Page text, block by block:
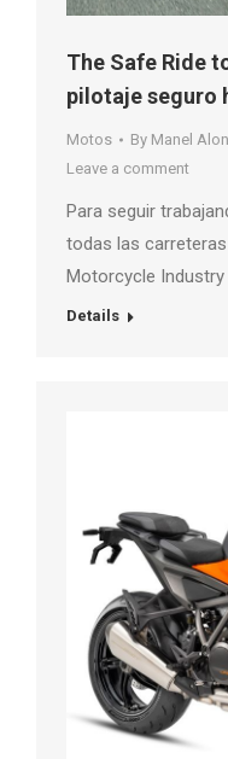
The Safe Ride
pilotaje seguro
Motos By Manel
Leave a comment
Para seguir
todas las
Motorcycle Industry
Details